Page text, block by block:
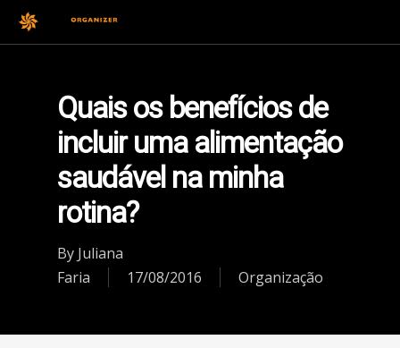
Quais os benefícios de
incluir uma alimentação
saudável na minha
rotina?
By Juliana
Faria
17/08/2016 Organização